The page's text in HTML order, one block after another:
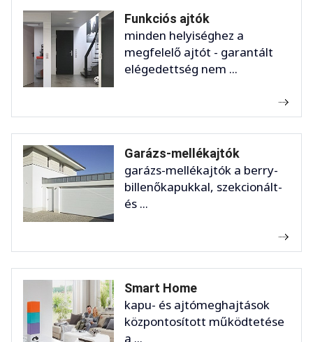
Funkciós ajtók
minden helyiséghez a
megfelelő ajtót - garantált
elégedettség nem ...
Garázs-mellékajtók
garázs-mellékajtók a berry-
billenőkapukkal, szekcionált-
és ...
Smart Home
kapu- és ajtómeghajtások
központosított működtetése
a ...